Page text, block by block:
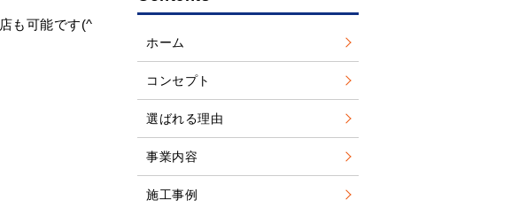
も可能です(^
ホーム
コンセプト
選ばれる理由
事業内容
施工事例